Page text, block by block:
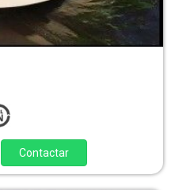
Contactar